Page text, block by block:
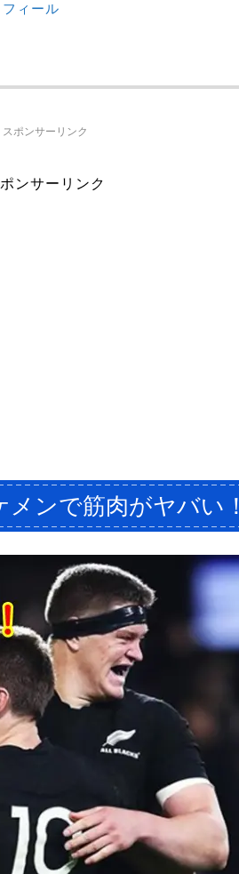
ィール
スポンサーリンク
ンサーリンク
ンで筋肉がヤバい！